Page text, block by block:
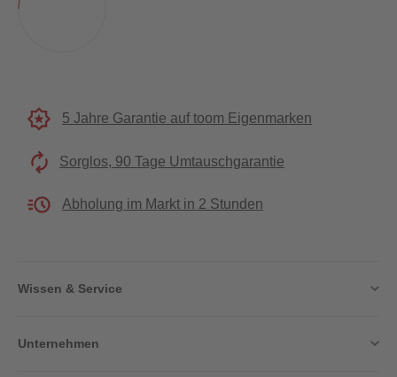
5 Jahre Garantie auf toom Eigenmarken
Sorglos, 90 Tage Umtauschgarantie
Abholung im Markt in 2 Stunden
Wissen & Service
Unternehmen